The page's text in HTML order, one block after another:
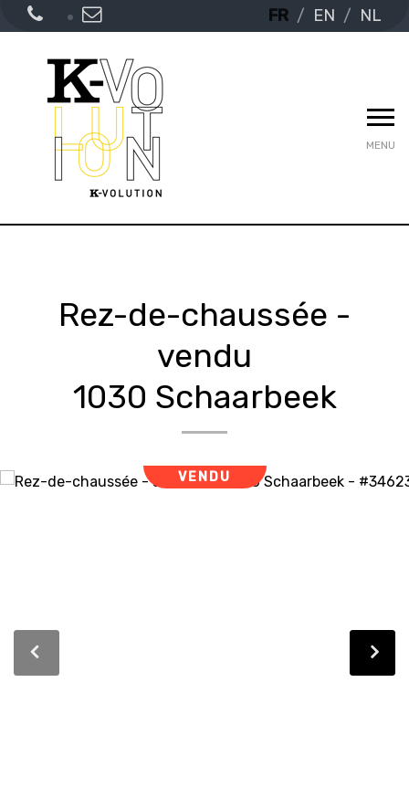
FR EN NL
MENU
Rez-de-chaussée -
vendu
1030 Schaarbeek
VENDU